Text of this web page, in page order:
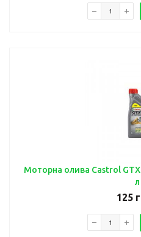
Моторна олива Castrol
л
125